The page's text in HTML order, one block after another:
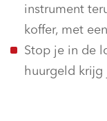
instrument
koffer, met
Stop je in de
huurgeld krijg